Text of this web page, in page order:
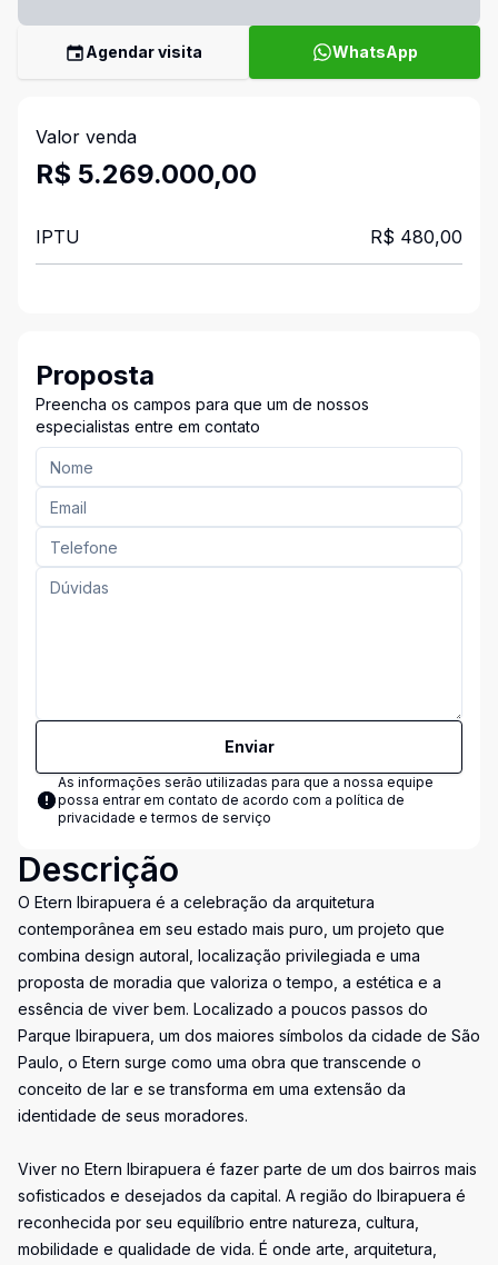
Agendar visita WhatsApp
Valor venda
R$ 5.269.000,00
IPTU R$ 480,00
Proposta
Preencha os campos para que um de nossos
especialistas entre em contato
Enviar
As informações serão utilizadas para que a nossa equipe
possa entrar em contato de acordo com a política de
privacidade e termos de serviço
Descrição
O Etern Ibirapuera é a celebração da arquitetura
contemporânea em seu estado mais puro, um projeto que
combina design autoral, localização privilegiada e uma
proposta de moradia que valoriza o tempo, a estética e a
essência de viver bem. Localizado a poucos passos do
Parque Ibirapuera, um dos maiores símbolos da cidade de São
Paulo, o Etern surge como uma obra que transcende o
conceito de lar e se transforma em uma extensão da
identidade de seus moradores.
Viver no Etern Ibirapuera é fazer parte de um dos bairros mais
sofisticados e desejados da capital. A região do Ibirapuera é
reconhecida por seu equilíbrio entre natureza, cultura,
mobilidade e qualidade de vida. É onde arte, arquitetura,